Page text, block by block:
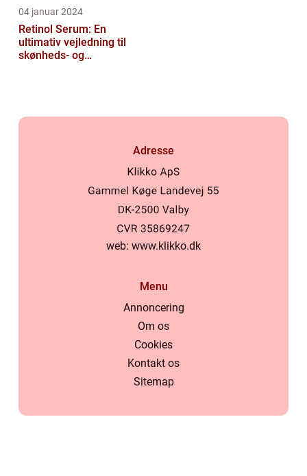
04 januar 2024
Retinol Serum: En
ultimativ vejledning til
skønheds- og
Adresse
web: www.klikko.dk
Menu
Annoncering
Om os
Cookies
Kontakt os
Sitemap